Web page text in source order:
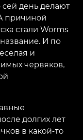
день делают
причиной
стали Worms
И по
и
червяков,
долгих лет
в какой-то